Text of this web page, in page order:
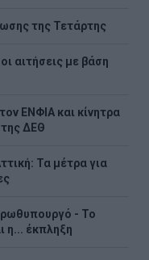
της Τετάρτης
αιτήσεις με βάση
ΕΝΦΙΑ και κίνητρα
της ΔΕΘ
Τα μέτρα για
- Το
η... έκπληξη